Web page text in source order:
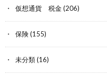
仮想通貨 税金(206)
保険(155)
未分類(16)